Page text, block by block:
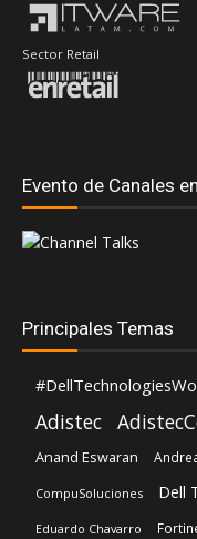
Sector Retail
Evento de Canales
Principales Temas
Adistec
Anand Eswaran
CompuSoluciones Dell
Eduardo Chavarro